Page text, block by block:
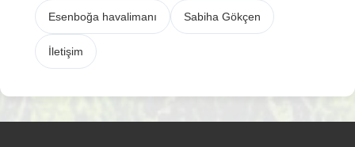
Esenboğa havalimanı Sabiha Gökçen
İletişim